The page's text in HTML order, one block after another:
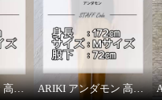
ARIKI アンダモン 高身長スタッフがはいてみました！ ARIKI アンダモン 高身長スタッフがはいてみました！